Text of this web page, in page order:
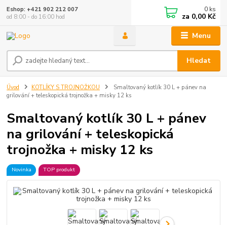
Menu
Hledat
Eshop: +421 902 212 007
od 8:00 - do 16:00 hod
0 ks
za 0,00 Kč
Úvod KOTLÍKY S TROJNOŽKOU
Smaltovaný kotlík 30 L + pánev na
grilování + teleskopická trojnožka + misky 12 ks
Smaltovaný kotlík 30 L + pánev
na grilování + teleskopická
trojnožka + misky 12 ks
Novinka TOP produkt